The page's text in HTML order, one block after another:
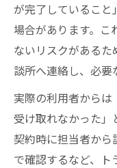
が完了していること
場合があります。こ
ないリスクがある
談所へ連絡し、必要
実際の利用者から
受け取れなかった」
契約時に担当者か
で確認するなど、